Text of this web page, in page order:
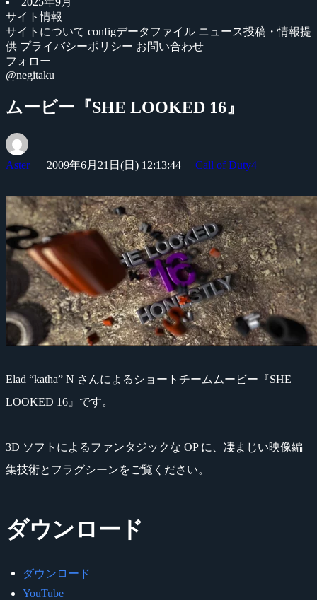
サイト情報
サイトについて configデータファイル ニュース投稿・情報提
供 プライバシーポリシー お問い合わせ
フォロー
@negitaku
ムービー『SHE LOOKED 16』
Aster 2009年6月21日(日) 12:13:44 Call of Duty4
Elad “katha” N さんによるショートチームムービー『SHE
LOOKED 16』です。
3D ソフトによるファンタジックな OP に、凄まじい映像編
集技術とフラグシーンをご覧ください。
ダウンロード
ダウンロード
YouTube